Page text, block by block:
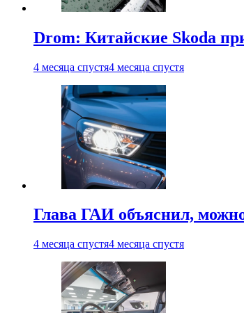
Drom: Китайские Skoda
4 месяца спустя4 месяца спустя
Глава ГАИ объяснил,
4 месяца спустя4 месяца спустя